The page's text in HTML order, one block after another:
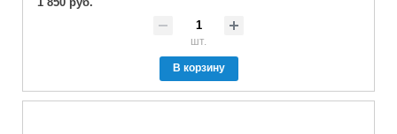
шт.
В корзину